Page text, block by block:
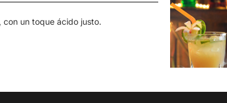
con un toque ácido justo.